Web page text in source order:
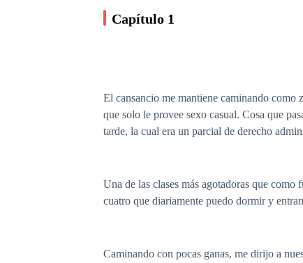
Capítulo 1
El cansancio me mantiene caminando
que solo le provee sexo casual. Cosa que
tarde, la cual era un parcial de derecho
Una de las clases más agotadoras que
cuatro que diariamente puedo dormir y
Caminando con pocas ganas, me dirijo a